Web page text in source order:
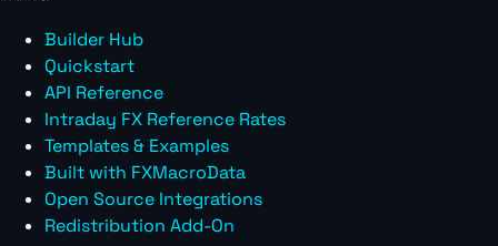
Builder Hub
Quickstart
API Reference
Intraday FX Reference Rates
Templates & Examples
Built with FXMacroData
Open Source Integrations
Redistribution Add-On